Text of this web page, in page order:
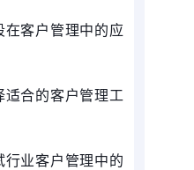
在客户管理中的应
适合的客户管理工
行业客户管理中的